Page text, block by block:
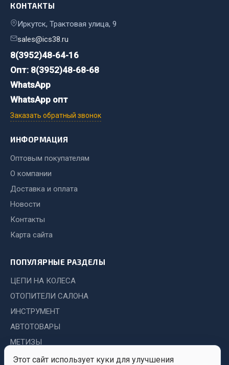
Тормозная система
Показать ещё
Весь раздел
Запчасти ЯМЗ
Двигатель
Система выпуска газа
Тормозная система
Весь раздел
Запчасти HOWO
Тормозная система
Двигатель
Система выпуска газа
Система охлаждения
Этот сайт использует куки для улучшения
КОНТАКТЫ
Иркутск, Трактовая улица, 9
sales@ics38.ru
8(3952)48-64-16
Опт: 8(3952)48-68-68
WhatsApp
WhatsApp опт
Заказать обратный звонок
ИНФОРМАЦИЯ
Оптовым покупателям
О компании
Доставка и оплата
Новости
Контакты
Карта сайта
ПОПУЛЯРНЫЕ РАЗДЕЛЫ
ЦЕПИ НА КОЛЕСА
ОТОПИТЕЛИ САЛОНА
ИНСТРУМЕНТ
АВТОТОВАРЫ
МЕТИЗЫ